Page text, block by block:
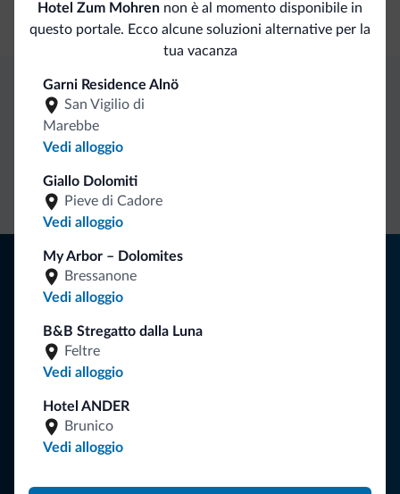
Cassetta di sicurezza
Hotel Zum Mohren non è al momento disponibile in
questo portale. Ecco alcune soluzioni alternative per la
tua vacanza
Garni Residence Alnö
San Vigilio di
Marebbe
Vedi alloggio
Giallo Dolomiti
Pieve di Cadore
Vedi alloggio
My Arbor – Dolomites
Bressanone
Vedi alloggio
B&B Stregatto dalla Luna
Feltre
Vedi alloggio
Hotel ANDER
Brunico
Vedi alloggio
Vantaggi esclusivi Dolomiti.it
diretto
Consigli dalle Dolomiti
Riceverai informazioni, offerte esclusive e news per la tua
vacanza nelle Dolomiti.